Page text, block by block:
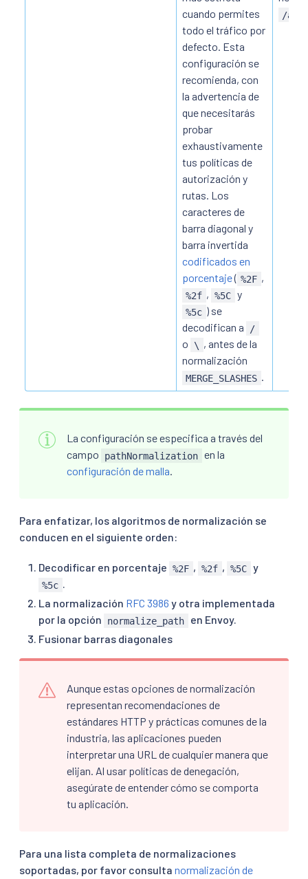
cuando permites
todo el tráfico por
defecto. Esta
configuración se
recomienda, con
la advertencia de
que necesitarás
probar
exhaustivamente
tus políticas de
autorización y
rutas. Los
caracteres de
barra diagonal y
barra invertida
codificados en
porcentaje( %2F ,
%2f , %5C y
%5c ) se
decodifican a
/
o \ , antes de la
normalización
MERGE_SLASHES .
/a/b
La configuración se especifica a través del
campo
pathNormalization en la
configuración de malla.
Para enfatizar, los algoritmos de normalización se
conducen en el siguiente orden:
Decodificar en porcentaje %2F , %2f , %5C y
%5c .
La normalización RFC 3986 y otra implementada
por la opción
normalize_path
en Envoy.
Fusionar barras diagonales
Aunque estas opciones de normalización
representan recomendaciones de
estándares HTTP y prácticas comunes de la
industria, las aplicaciones pueden
interpretar una URL de cualquier manera que
elijan. Al usar políticas de denegación,
asegúrate de entender cómo se comporta
tu aplicación.
Para una lista completa de normalizaciones
soportadas, por favor consulta normalización de